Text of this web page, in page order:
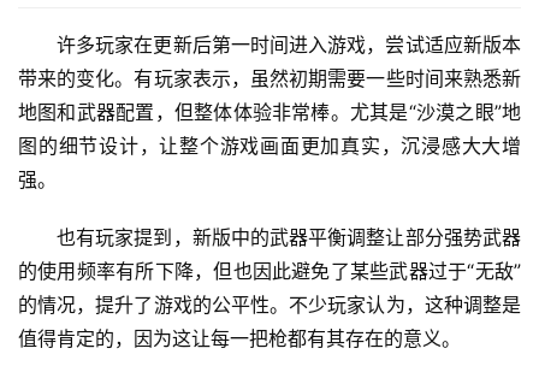
许多玩家在更新后第一时间进入游戏，尝试适应新版本
带来的变化。有玩家表示，虽然初期需要一些时间来熟悉新
地图和武器配置，但整体体验非常棒。尤其是“沙漠之眼”地
图的细节设计，让整个游戏画面更加真实，沉浸感大大增
强。
也有玩家提到，新版中的武器平衡调整让部分强势武器
的使用频率有所下降，但也因此避免了某些武器过于“无敌”
的情况，提升了游戏的公平性。不少玩家认为，这种调整是
值得肯定的，因为这让每一把枪都有其存在的意义。